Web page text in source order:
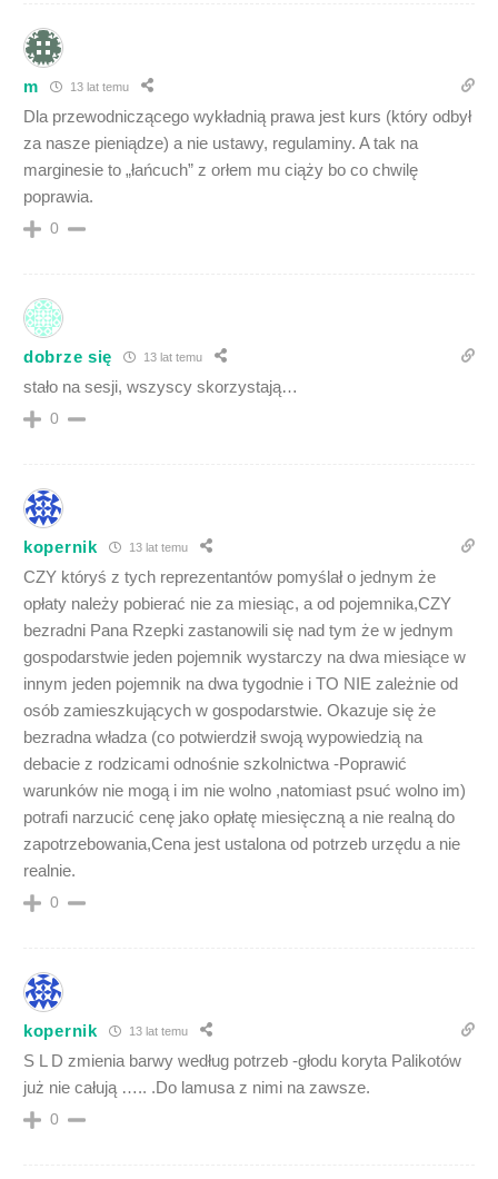
m 13 lat temu
Dla przewodniczącego wykładnią prawa jest kurs (który odbył
za nasze pieniądze) a nie ustawy, regulaminy. A tak na
marginesie to „łańcuch” z orłem mu ciąży bo co chwilę
poprawia.
0
dobrze się 13 lat temu
stało na sesji, wszyscy skorzystają…
0
kopernik 13 lat temu
CZY któryś z tych reprezentantów pomyślał o jednym że
opłaty należy pobierać nie za miesiąc, a od pojemnika,CZY
bezradni Pana Rzepki zastanowili się nad tym że w jednym
gospodarstwie jeden pojemnik wystarczy na dwa miesiące w
innym jeden pojemnik na dwa tygodnie i TO NIE zależnie od
osób zamieszkujących w gospodarstwie. Okazuje się że
bezradna władza (co potwierdził swoją wypowiedzią na
debacie z rodzicami odnośnie szkolnictwa -Poprawić
warunków nie mogą i im nie wolno ,natomiast psuć wolno im)
potrafi narzucić cenę jako opłatę miesięczną a nie realną do
zapotrzebowania,Cena jest ustalona od potrzeb urzędu a nie
realnie.
0
kopernik 13 lat temu
S L D zmienia barwy według potrzeb -głodu koryta Palikotów
już nie całują ….. .Do lamusa z nimi na zawsze.
0